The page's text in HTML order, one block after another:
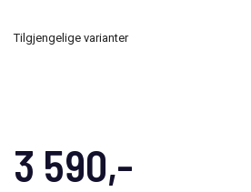
3 590,-
Tilgjengelige varianter